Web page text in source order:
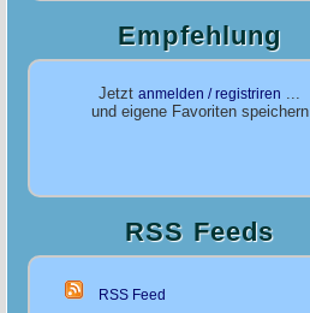
Empfehlung
Jetztanmelden / registriren
und eigene Favoriten speichern
RSS Feeds
RSS Feed